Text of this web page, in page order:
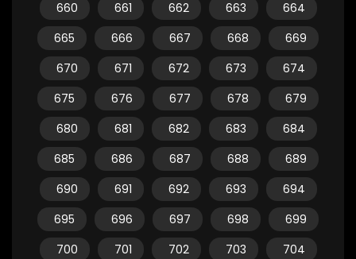
660
661 662 663
664
665
666 667 668
669
670
671 672 673
674
675
676 677 678
679
680
681 682 683
684
685
686 687 688
689
690
691 692 693
694
695
696 697 698
699
700
701 702 703
704